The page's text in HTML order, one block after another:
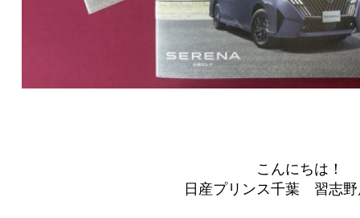
こんにちは！
日産プリンス千葉 習志野